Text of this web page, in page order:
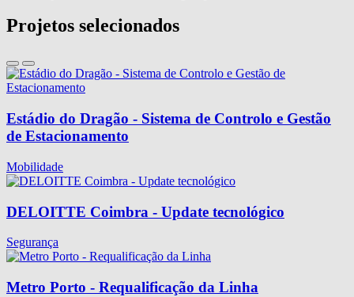
Projetos selecionados
Estádio do Dragão - Sistema de Controlo e Gestão
de Estacionamento
Mobilidade
DELOITTE Coimbra - Update tecnológico
Segurança
Metro Porto - Requalificação da Linha